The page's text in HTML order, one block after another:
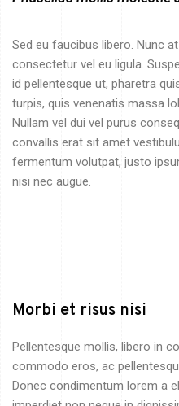
Sed eu faucibus libero. Nunc
consectetur vel eu ligula.
id pellentesque ut, pharetra
turpis, quis venenatis massa
Nullam vel dui vel purus
convallis erat sit amet
fermentum volutpat, justo
nisi nec augue.
Morbi et risus nisi
Pellentesque mollis, libero in
commodo eros, ac
Donec condimentum lorem a